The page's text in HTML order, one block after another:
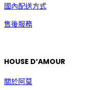
國內配送方式
售後服務
HOUSE D’AMOUR
關於阿莫